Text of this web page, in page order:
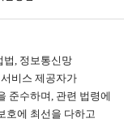
법, 정보통신망
비스 제공자가
준수하며, 관련 법령에
호에 최선을 다하고